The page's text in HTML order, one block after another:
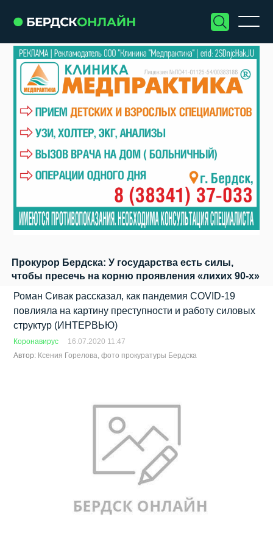
Прокурор Бердска: У государства есть силы,
чтобы пресечь на корню проявления «лихих 90-х»
Роман Сивак рассказал, как пандемия COVID-19
повлияла на картину преступности и работу силовых
структур (ИНТЕРВЬЮ)
Коронавирус
16.07.2020 11:47
Автор: Ксения Горелова, фото прокуратуры Бердска